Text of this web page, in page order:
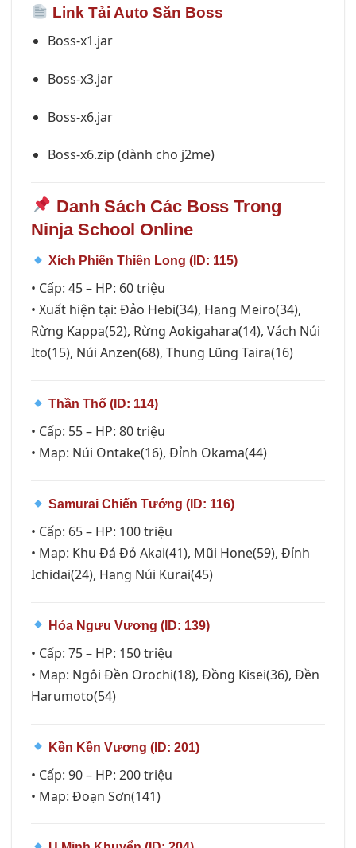
Link Tải Auto Săn Boss
Boss-x1.jar
Boss-x3.jar
Boss-x6.jar
Boss-x6.zip (dành cho j2me)
Danh Sách Các Boss Trong
Ninja School Online
Xích Phiến Thiên Long (ID: 115)
• Cấp: 45 – HP: 60 triệu
• Xuất hiện tại: Đảo Hebi(34), Hang Meiro(34),
Rừng Kappa(52), Rừng Aokigahara(14), Vách Núi
Ito(15), Núi Anzen(68), Thung Lũng Taira(16)
Thần Thố (ID: 114)
• Cấp: 55 – HP: 80 triệu
• Map: Núi Ontake(16), Đỉnh Okama(44)
Samurai Chiến Tướng (ID: 116)
• Cấp: 65 – HP: 100 triệu
• Map: Khu Đá Đỏ Akai(41), Mũi Hone(59), Đỉnh
Ichidai(24), Hang Núi Kurai(45)
Hỏa Ngưu Vương (ID: 139)
• Cấp: 75 – HP: 150 triệu
• Map: Ngôi Đền Orochi(18), Đồng Kisei(36), Đền
Harumoto(54)
Kền Kền Vương (ID: 201)
• Cấp: 90 – HP: 200 triệu
• Map: Đoạn Sơn(141)